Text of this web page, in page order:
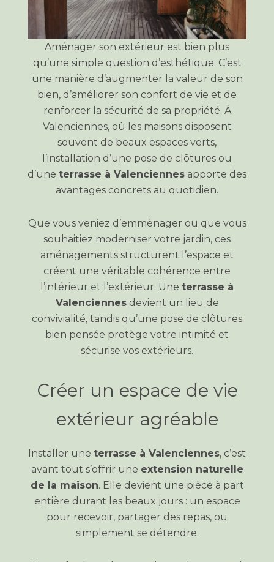
Aménager son extérieur est bien plus
qu’une simple question d’esthétique. C’est
une manière d’augmenter la valeur de son
bien, d’améliorer son confort de vie et de
renforcer la sécurité de sa propriété. À
Valenciennes, où les maisons disposent
souvent de beaux espaces verts,
l’installation d’une pose de clôtures ou
d’une terrasse à Valenciennes apporte des
avantages concrets au quotidien.
Que vous veniez d’emménager ou que vous
souhaitiez moderniser votre jardin, ces
aménagements structurent l’espace et
créent une véritable cohérence entre
l’intérieur et l’extérieur. Une terrasse à
Valenciennesdevient un lieu de
convivialité, tandis qu’une pose de clôtures
bien pensée protège votre intimité et
sécurise vos extérieurs.
Créer un espace de vie
extérieur agréable
Installer une terrasse à Valenciennes, c’est
avant tout s’offrir une extension naturelle
de la maison. Elle devient une pièce à part
entière durant les beaux jours : un espace
pour recevoir, partager des repas, ou
simplement se détendre.